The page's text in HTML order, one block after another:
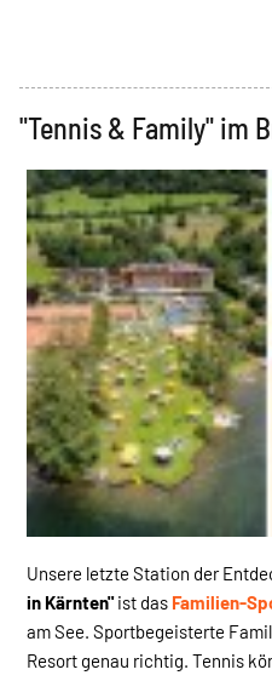
"Tennis & Family" im
Unsere letzte Station der
in Kärnten"ist das Familien-
am See. Sportbegeisterte
Resort genau richtig. Tennis